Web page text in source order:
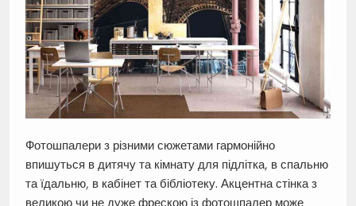
Фотошпалери з різними сюжетами гармонійно
впишуться в дитячу та кімнату для підлітка, в спальню
та їдальню, в кабінет та бібліотеку. Акцентна стінка з
великою чи не дуже фрескою із фотошпалер може